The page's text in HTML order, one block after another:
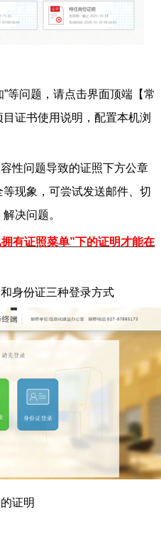
”等问题，请点击界面顶端【常
证书使用说明，配置本机浏
性问题导致的证照下方公章
现象，可尝试发送邮件、切
决问题。
有证照菜单”下的证明才能在
身份证三种登录方式
证明